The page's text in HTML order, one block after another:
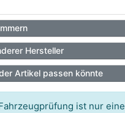
Hersteller
Artikel passen könnte
ist nur eine